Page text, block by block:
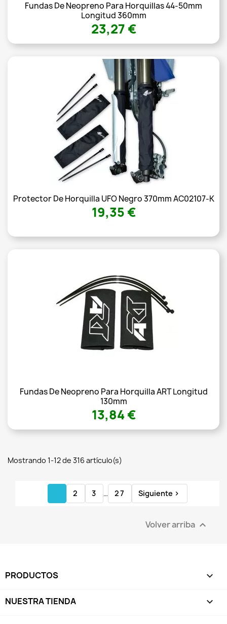
Fundas De Neopreno Para Horquillas 44-50mm
Longitud 360mm
23,27 €
Protector De Horquilla UFO Negro 370mm AC02107-K
19,35 €
Fundas De Neopreno Para Horquilla ART Longitud
130mm
13,84 €
Mostrando 1-12 de 316 artículo(s)
2 3 … 27 Siguiente 
Volver arriba 
PRODUCTOS 
NUESTRA TIENDA 